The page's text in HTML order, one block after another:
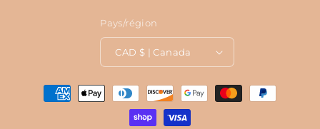
Pays/région
CAD $ | Canada
Moyens